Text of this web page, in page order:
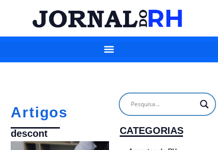
Artigos
descont CATEGORIAS